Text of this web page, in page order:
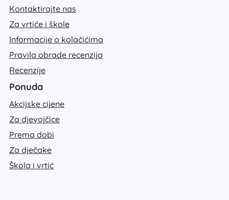
Kontaktirajte nas
Za vrtiće i škole
Informacije o kolačićima
Pravila obrade recenzija
Recenzije
Ponuda
Akcijske cijene
Za djevojčice
Prema dobi
Za dječake
Škola i vrtić